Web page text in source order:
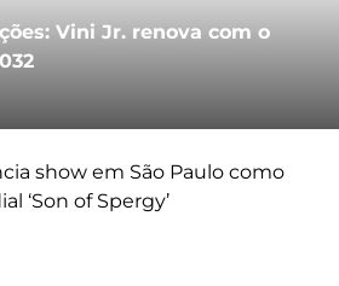
Vini Jr. renova com o